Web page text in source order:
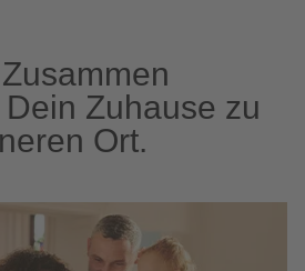
Zuhause zu
Ort.